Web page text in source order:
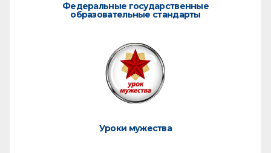
Федеральные государственные
образовательные стандарты
Уроки мужества